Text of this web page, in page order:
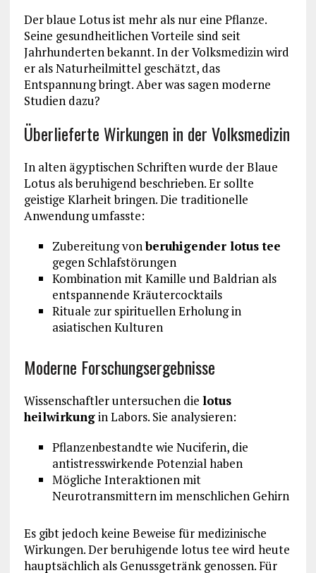
Der blaue Lotus ist mehr als nur eine Pflanze.
Seine gesundheitlichen Vorteile sind seit
Jahrhunderten bekannt. In der Volksmedizin wird
er als Naturheilmittel geschätzt, das
Entspannung bringt. Aber was sagen moderne
Studien dazu?
Überlieferte Wirkungen in der Volksmedizin
In alten ägyptischen Schriften wurde der Blaue
Lotus als beruhigend beschrieben. Er sollte
geistige Klarheit bringen. Die traditionelle
Anwendung umfasste:
Zubereitung vonberuhigender lotus tee
gegen Schlafstörungen
Kombination mit Kamille und Baldrian als
entspannende Kräutercocktails
Rituale zur spirituellen Erholung in
asiatischen Kulturen
Moderne Forschungsergebnisse
Wissenschaftler untersuchen die lotus
heilwirkungin Labors. Sie analysieren:
Pflanzenbestandte wie Nuciferin, die
antistresswirkende Potenzial haben
Mögliche Interaktionen mit
Neurotransmittern im menschlichen Gehirn
Es gibt jedoch keine Beweise für medizinische
Wirkungen. Der beruhigende lotus tee wird heute
hauptsächlich als Genussgetränk genossen. Für